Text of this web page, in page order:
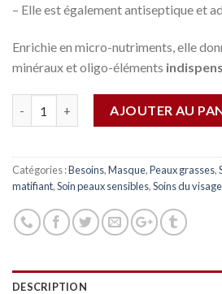
– Elle est également antiseptique et
Enrichie en micro-nutriments, elle
minéraux et oligo-éléments
AJOUTER AU
Catégories :Besoins,Masque,Peaux grasses,
matifiant,Soin peaux sensibles,Soins du visage
DESCRIPTION